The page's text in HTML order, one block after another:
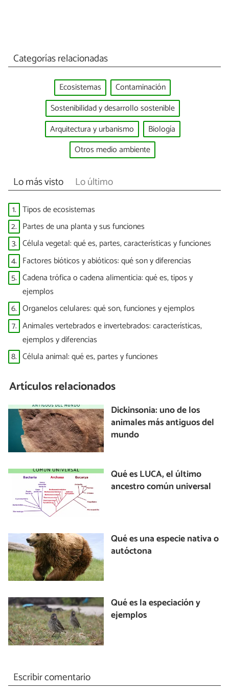
Categorías relacionadas
Ecosistemas
Contaminación
Sostenibilidad y desarrollo sostenible
Arquitectura y urbanismo
Biología
Otros medio ambiente
Lo más visto Lo último
1. Tipos de ecosistemas
2. Partes de una planta y sus funciones
3. Célula vegetal: qué es, partes, características y funciones
4. Factores bióticos y abióticos: qué son y diferencias
5. Cadena trófica o cadena alimenticia: qué es, tipos y
ejemplos
6. Organelos celulares: qué son, funciones y ejemplos
7. Animales vertebrados e invertebrados: características,
ejemplos y diferencias
8. Célula animal: qué es, partes y funciones
Artículos relacionados
Dickinsonia: uno de los
animales más antiguos del
mundo
Qué es LUCA, el último
ancestro común universal
Qué es una especie nativa o
autóctona
Qué es la especiación y
ejemplos
Escribir comentario